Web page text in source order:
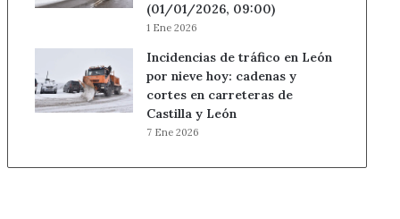
(01/01/2026, 09:00)
1 Ene 2026
Incidencias de tráfico en León
por nieve hoy: cadenas y
cortes en carreteras de
Castilla y León
7 Ene 2026